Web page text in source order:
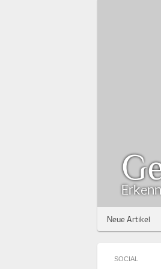
Neue Artikel
SOCIAL